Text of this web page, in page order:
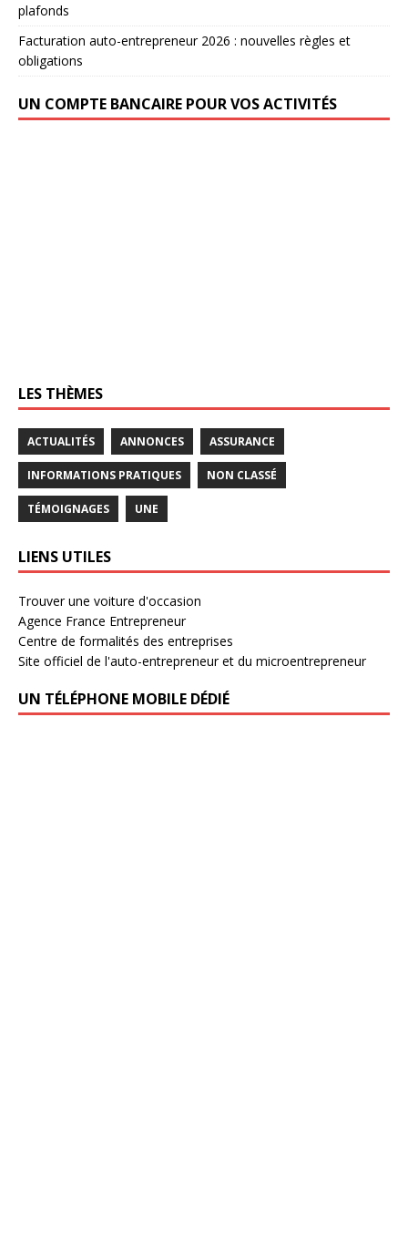
plafonds
Facturation auto-entrepreneur 2026 : nouvelles règles et
obligations
UN COMPTE BANCAIRE POUR VOS ACTIVITÉS
LES THÈMES
ACTUALITÉS ANNONCES ASSURANCE
INFORMATIONS PRATIQUES NON CLASSÉ
TÉMOIGNAGES UNE
LIENS UTILES
Trouver une voiture d'occasion
Agence France Entrepreneur
Centre de formalités des entreprises
Site officiel de l'auto-entrepreneur et du microentrepreneur
UN TÉLÉPHONE MOBILE DÉDIÉ